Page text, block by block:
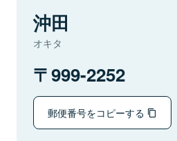
沖田
オキタ
999-2252
郵便番号をコピーする